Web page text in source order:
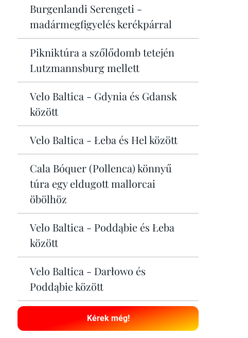
Burgenlandi Serengeti -
madármegfigyelés kerékpárral
Pikniktúra a szőlődomb tetején
Lutzmannsburg mellett
Velo Baltica - Gdynia és Gdansk
között
Velo Baltica - Łeba és Hel között
Cala Bóquer (Pollenca) könnyű
túra egy eldugott mallorcai
öbölhöz
Velo Baltica - Poddąbie és Łeba
között
Velo Baltica - Darłowo és
Poddąbie között
Kérek még!